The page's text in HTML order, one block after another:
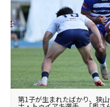
第1子が生まれたばかり、狭